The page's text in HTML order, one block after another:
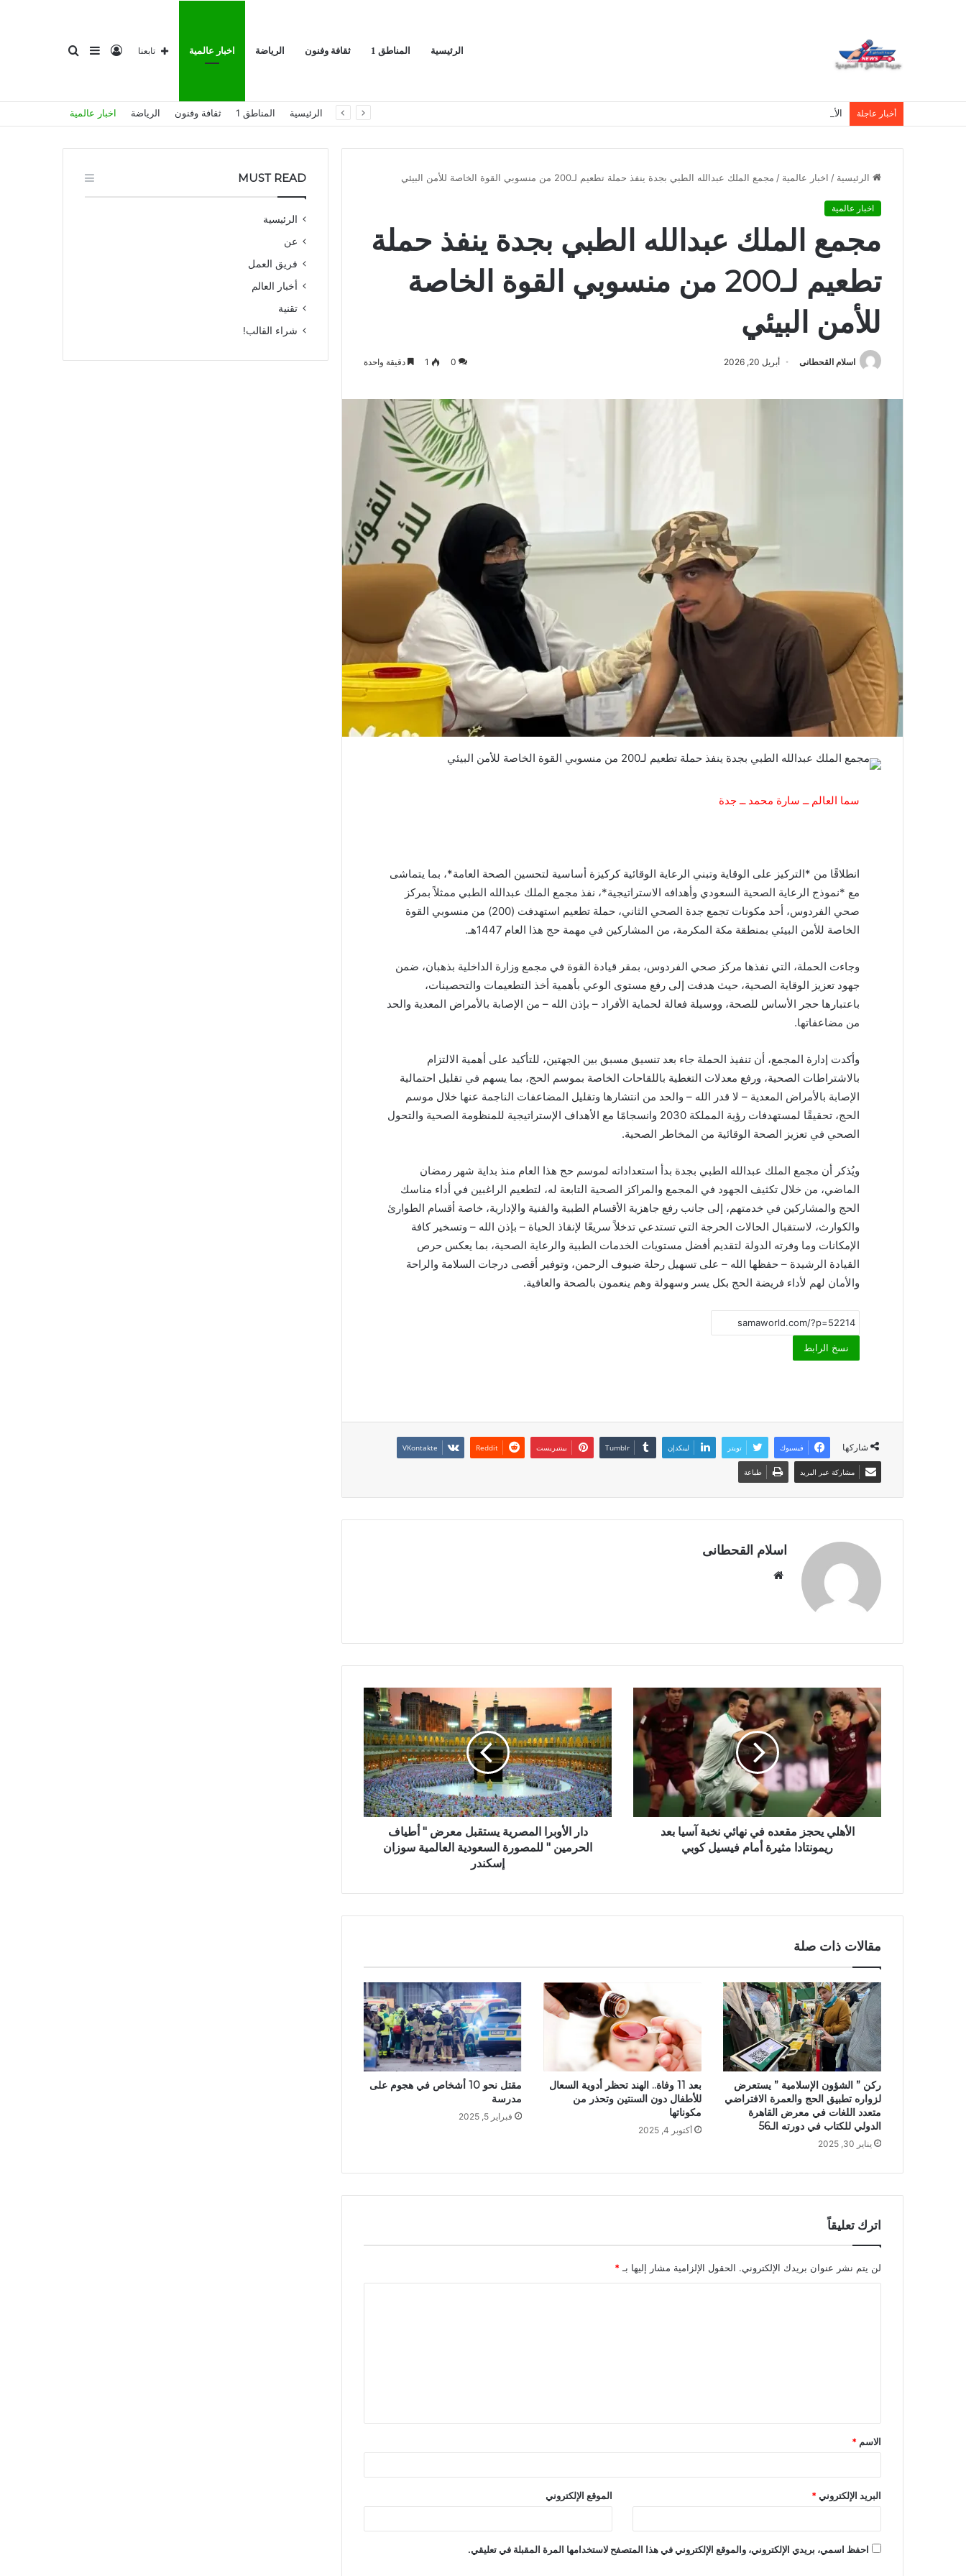
الرئيسية المناطق 1 ثقافة وفنون الرياضة اخبار عالمية
عن
إضافة
عمود
تسجيل
الدخول
تابعنا
أخبار عاجلة الأهلي يكشف آخر مستجدات إصابة حارسه ميندي الرئيسية المناطق 1 ثقافة وفنون الرياضة اخبار عالمية
الرئيسية / اخبار عالمية / مجمع الملك عبدالله الطبي بجدة ينفذ حملة تطعيم لـ200 من منسوبي القوة الخاصة للأمن البيئي
اخبار عالمية
مجمع الملك عبدالله الطبي بجدة ينفذ حملة
تطعيم لـ200 من منسوبي القوة الخاصة
للأمن البيئي
اسلام القحطانى أبريل 20, 2026 0
1 دقيقة واحدة
سما العالم ــ سارة محمد ــ جدة
انطلاقًا من *التركيز على الوقاية وتبني الرعاية الوقائية كركيزة أساسية لتحسين الصحة العامة*، بما يتماشى
مع *نموذج الرعاية الصحية السعودي وأهدافه الاستراتيجية*، نفذ مجمع الملك عبدالله الطبي ممثلاً بمركز
صحي الفردوس، أحد مكونات تجمع جدة الصحي الثاني، حملة تطعيم استهدفت (200) من منسوبي القوة
الخاصة للأمن البيئي بمنطقة مكة المكرمة، من المشاركين في مهمة حج هذا العام 1447هـ.
وجاءت الحملة، التي نفذها مركز صحي الفردوس، بمقر قيادة القوة في مجمع وزارة الداخلية بذهبان، ضمن
جهود تعزيز الوقاية الصحية، حيث هدفت إلى رفع مستوى الوعي بأهمية أخذ التطعيمات والتحصينات،
باعتبارها حجر الأساس للصحة، ووسيلة فعالة لحماية الأفراد – بإذن الله – من الإصابة بالأمراض المعدية والحد
من مضاعفاتها.
وأكدت إدارة المجمع، أن تنفيذ الحملة جاء بعد تنسيق مسبق بين الجهتين، للتأكيد على أهمية الالتزام
بالاشتراطات الصحية، ورفع معدلات التغطية باللقاحات الخاصة بموسم الحج، بما يسهم في تقليل احتمالية
الإصابة بالأمراض المعدية – لا قدر الله – والحد من انتشارها وتقليل المضاعفات الناجمة عنها خلال موسم
الحج، تحقيقًا لمستهدفات رؤية المملكة 2030 وانسجامًا مع الأهداف الإستراتيجية للمنظومة الصحية والتحول
الصحي في تعزيز الصحة الوقائية من المخاطر الصحية.
ويُذكر أن مجمع الملك عبدالله الطبي بجدة بدأ استعداداته لموسم حج هذا العام منذ بداية شهر رمضان
الماضي، من خلال تكثيف الجهود في المجمع والمراكز الصحية التابعة له، لتطعيم الراغبين في أداء مناسك
الحج والمشاركين في خدمتهم، إلى جانب رفع جاهزية الأقسام الطبية والفنية والإدارية، خاصة أقسام الطوارئ
والكوارث، لاستقبال الحالات الحرجة التي تستدعي تدخلاً سريعًا لإنقاذ الحياة – بإذن الله – وتسخير كافة
الإمكانات وما وفرته الدولة لتقديم أفضل مستويات الخدمات الطبية والرعاية الصحية، بما يعكس حرص
القيادة الرشيدة – حفظها الله – على تسهيل رحلة ضيوف الرحمن، وتوفير أقصى درجات السلامة والراحة
والأمان لهم لأداء فريضة الحج بكل يسر وسهولة وهم ينعمون بالصحة والعافية.
نسخ الرابط
شاركها فيسبوك تويتر لينكدإن بينتيريست
مشاركة عبر البريد طباعة
اسلام القحطانى
ا
ي
ب
الأهلي يحجز مقعده في نهائي نخبة آسيا بعد
ريمونتادا مثيرة أمام فيسيل كوبي
دار الأوبرا المصرية يستقبل معرض " أطياف
الحرمين " للمصورة السعودية العالمية سوزان
إسكندر
مقالات ذات صلة
ركن ” الشؤون الإسلامية ” يستعرض
لزواره تطبيق الحج والعمرة الافتراضي
متعدد اللغات في معرض القاهرة
الدولي للكتاب في دورته الـ56
يناير 30, 2025
بعد 11 وفاة.. الهند تحظر أدوية السعال
للأطفال دون السنتين وتحذر من
مكوناتها
أكتوبر 4, 2025
مقتل نحو 10 أشخاص في هجوم على
مدرسة
فبراير 5, 2025
اترك تعليقاً
لن يتم نشر عنوان بريدك الإلكتروني. الحقول الإلزامية مشار إليها بـ*
ق
*
الاسم *
البريد الإلكتروني* الموقع الإلكتروني
احفظ اسمي، بريدي الإلكتروني، والموقع الإلكتروني في هذا المتصفح لاستخدامها المرة المقبلة في تعليقي.
MUST READ
الرئيسية
عن
فريق العمل
أخبار العالم
تقنية
شراء القالب!